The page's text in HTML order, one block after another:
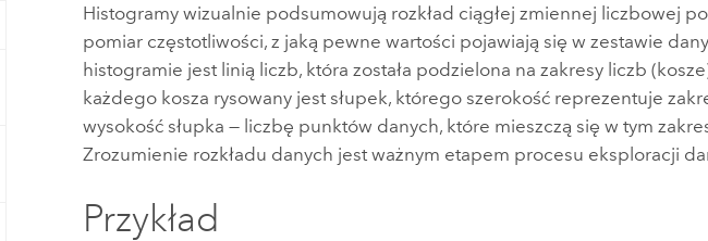
Histogramy wizualnie podsumowują rozkład ciągłej zmiennej liczbowej
pomiar częstotliwości, z jaką pewne wartości pojawiają się w zestawie
histogramie jest linią liczb, która została podzielona na zakresy liczb
każdego kosza rysowany jest słupek, którego szerokość reprezentuje
wysokość słupka — liczbę punktów danych, które mieszczą się w tym
Zrozumienie rozkładu danych jest ważnym etapem procesu eksploracji
Przykład